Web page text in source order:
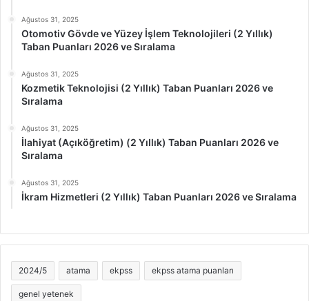
Ağustos 31, 2025
Otomotiv Gövde ve Yüzey İşlem Teknolojileri (2 Yıllık)
Taban Puanları 2026 ve Sıralama
Ağustos 31, 2025
Kozmetik Teknolojisi (2 Yıllık) Taban Puanları 2026 ve
Sıralama
Ağustos 31, 2025
İlahiyat (Açıköğretim) (2 Yıllık) Taban Puanları 2026 ve
Sıralama
Ağustos 31, 2025
İkram Hizmetleri (2 Yıllık) Taban Puanları 2026 ve Sıralama
2024/5 atama ekpss ekpss atama puanları
genel yetenek